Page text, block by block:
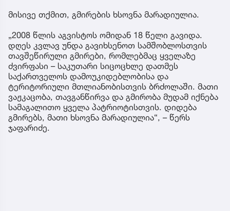
მისივე თქმით, გმირების ხსოვნა მარადიულია.
„2008 წლის აგვისტოს ომიდან 18 წელი გავიდა.
დღეს კვლავ უნდა გავიხსენოთ სამშობლოსთვის
თავშეწირული გმირები, რომლებმაც ყველაზე
ძვირფასი – საკუთარი სიცოცხლე დათმეს
საქართველოს დამოუკიდებლობისა და
ტერიტორიული მთლიანობისთვის ბრძოლაში. მათი
ვაჟკაცობა, თავგანწირვა და გმირობა მუდამ იქნება
სამაგალითო ყველა პატრიოტისთვის. დიდება
გმირებს, მათი ხსოვნა მარადიულია“, – წერს
ჯაფარიძე.